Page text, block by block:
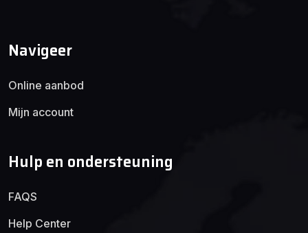
Navigeer
Online aanbod
Mijn account
Hulp en ondersteuning
FAQS
Help Center